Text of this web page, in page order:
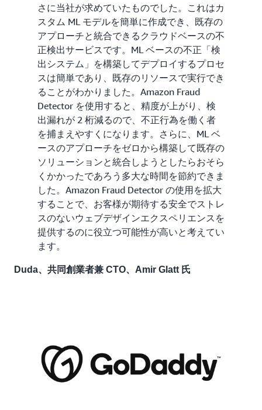
さに当社が求めていたものでした。これはカ
スタム ML モデルを簡単に作成でき、既存の
アプローチと統合できるクラウドベースの不
正検出サービスです。ML ベースの不正「検
出システム」を構築してデプロイするプロセ
スは簡単であり、既存のリソースで実行でき
ることがわかりました。Amazon Fraud
Detector を使用すると、精度が上がり、検
出漏れが 2 桁減るので、不正行為を働く者
を捕まえやすくになります。さらに、ML ベ
ースのアプローチをゼロから構築して既存の
ソリューションと統合しようとしたらおそら
くかかったであろう多大な時間を節約できま
した。Amazon Fraud Detector の使用を拡大
することで、お客様が期待する安全でストレ
スのないウェブデザインエクスペリエンスを
提供するのに役立つ可能性が高いと考えてい
ます。
Duda、共同創業者兼 CTO、Amir Glatt 氏